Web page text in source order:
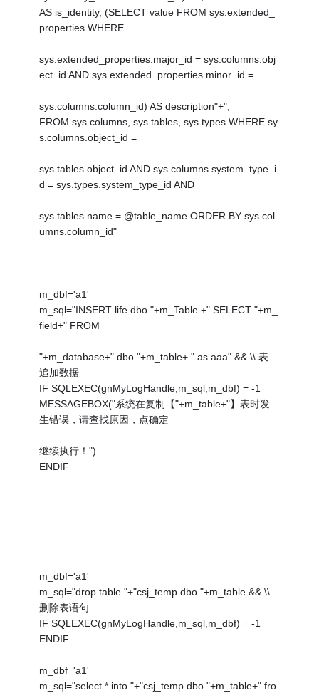
AS is_identity, (SELECT value FROM sys.extended_
properties WHERE
sys.extended_properties.major_id = sys.columns.obj
ect_id AND sys.extended_properties.minor_id =
sys.columns.column_id) AS description"+";
FROM sys.columns, sys.tables, sys.types WHERE sy
s.columns.object_id =
sys.tables.object_id AND sys.columns.system_type_i
d = sys.types.system_type_id AND
sys.tables.name = @table_name ORDER BY sys.col
umns.column_id"
m_dbf='a1'
m_sql="INSERT life.dbo."+m_Table +" SELECT "+m_
field+" FROM
"+m_database+".dbo."+m_table+ " as aaa" && \\ 表
追加数据
IF SQLEXEC(gnMyLogHandle,m_sql,m_dbf) = -1
MESSAGEBOX("系统在复制【"+m_table+"】表时发
生错误，请查找原因，点确定
继续执行！")
ENDIF
m_dbf='a1'
m_sql="drop table "+"csj_temp.dbo."+m_table && \\
删除表语句
IF SQLEXEC(gnMyLogHandle,m_sql,m_dbf) = -1
ENDIF
m_dbf='a1'
m_sql="select * into "+"csj_temp.dbo."+m_table+" fro